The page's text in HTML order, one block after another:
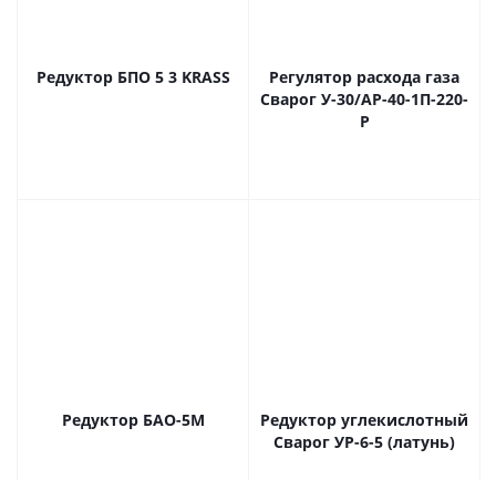
Редуктор БПО 5 3 KRASS
Регулятор расхода газа
Сварог У-30/АР-40-1П-220-
Р
Редуктор БАО-5М
Редуктор углекислотный
Сварог УР-6-5 (латунь)